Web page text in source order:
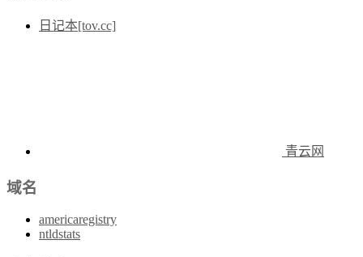
日记本[tov.cc]
青云网
域名
americaregistry
ntldstats